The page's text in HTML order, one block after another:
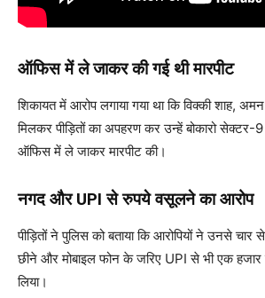
ऑफिस में ले जाकर की गई थी मारपीट
शिकायत में आरोप लगाया गया था कि विक्की शाह,
मिलकर पीड़ितों का अपहरण कर उन्हें बोकारो
ऑफिस में ले जाकर मारपीट की।
नगद और UPI से रुपये वसूलने का आरोप
पीड़ितों ने पुलिस को बताया कि आरोपियों ने उनसे
छीने और मोबाइल फोन के जरिए UPI से भी एक
लिया।